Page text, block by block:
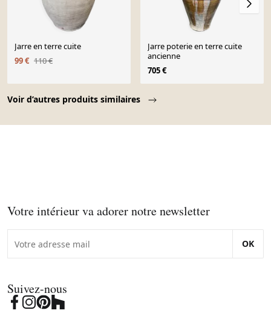
Voir d’autres produits similaires
Jarre en terre cuite
99 € 110 €
Jarre poterie en terre cuite
ancienne
705 €
Votre intérieur va adorer notre newsletter
OK
Suivez-nous